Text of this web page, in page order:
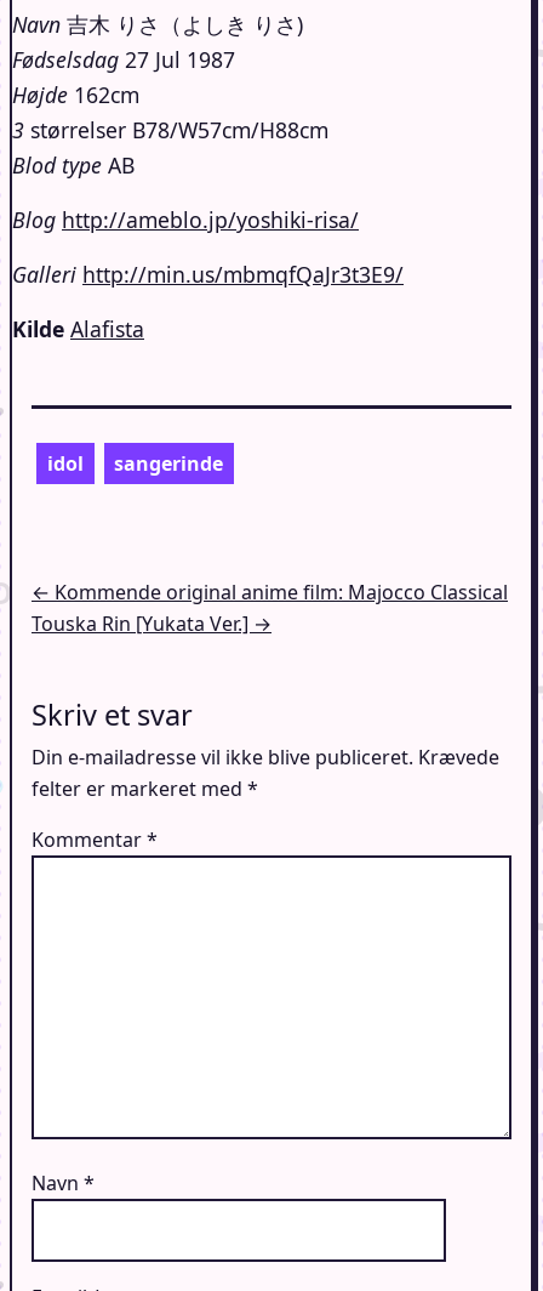
Navn 吉木 りさ（よしき りさ)
Fødselsdag 27 Jul 1987
Højde 162cm
3 størrelser B78/W57cm/H88cm
Blod type AB
Blog http://ameblo.jp/yoshiki-risa/
Galleri http://min.us/mbmqfQaJr3t3E9/
Kilde Alafista
idol sangerinde
Indlægsnavigation
← Kommende original anime film: Majocco Classical
Touska Rin [Yukata Ver.] →
Skriv et svar
Din e-mailadresse vil ikke blive publiceret. Krævede
felter er markeret med *
Kommentar*
Navn *